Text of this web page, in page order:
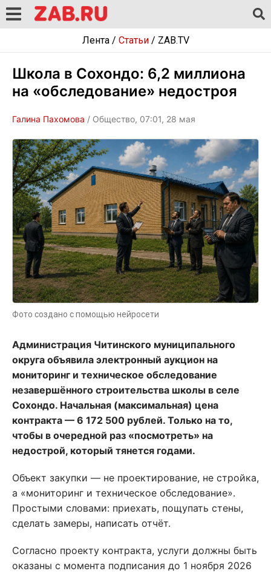
Лента/ Статьи/ ZAB.TV
Школа в Сохондо: 6,2 миллиона
на «обследование» недостроя
Галина Пахомова / Общество, 07:01, 28 мая
Фото создано с помощью нейросети
Администрация Читинского муниципального
округа объявила электронный аукцион на
мониторинг и техническое обследование
незавершённого строительства школы в селе
Сохондо. Начальная (максимальная) цена
контракта — 6 172 500 рублей. Только на то,
чтобы в очередной раз «посмотреть» на
недострой, который тянется годами.
Объект закупки — не проектирование, не стройка,
а «мониторинг и техническое обследование».
Простыми словами: приехать, пощупать стены,
сделать замеры, написать отчёт.
Согласно проекту контракта, услуги должны быть
оказаны с момента подписания до 1 ноября 2026